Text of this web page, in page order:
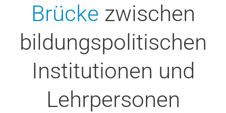
Brücke zwischen
bildungspolitischen
Institutionen und
Lehrpersonen